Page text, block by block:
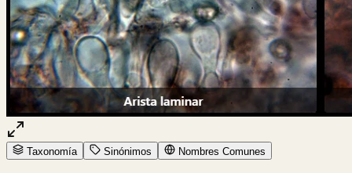
Taxonomía Sinónimos Nombres Comunes